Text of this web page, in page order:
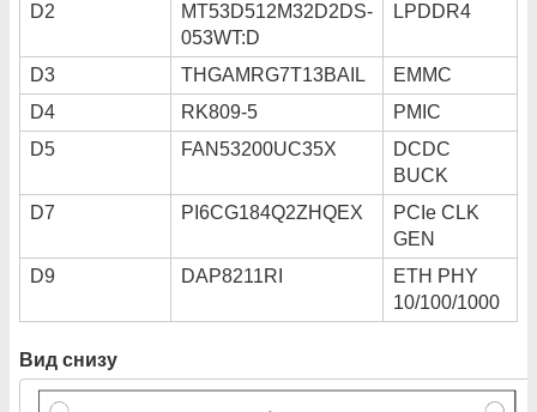
D2
MT53D512M32D2DS-
053WT:D
LPDDR4
D3 THGAMRG7T13BAIL
EMMC
D4
RK809-5
PMIC
D5
FAN53200UC35X
DCDC
BUCK
D7
PI6CG184Q2ZHQEX
PCIe CLK
GEN
D9
DAP8211RI
ETH PHY
10/100/1000
Вид снизу